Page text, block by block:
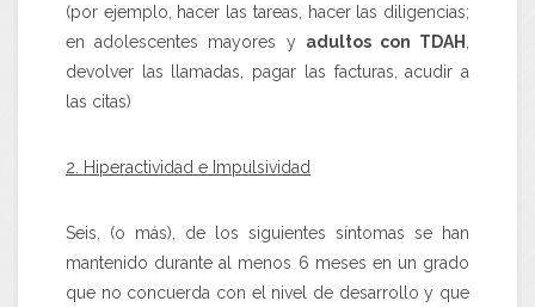
(por ejemplo, hacer las tareas, hacer las diligencias;
en adolescentes mayores y adultos con TDAH
devolver las llamadas, pagar las facturas, acudir a
las citas)
2. Hiperactividad e Impulsividad
Seis, (o más), de los siguientes síntomas se han
mantenido durante al menos 6 meses en un grado
que no concuerda con el nivel de desarrollo y que